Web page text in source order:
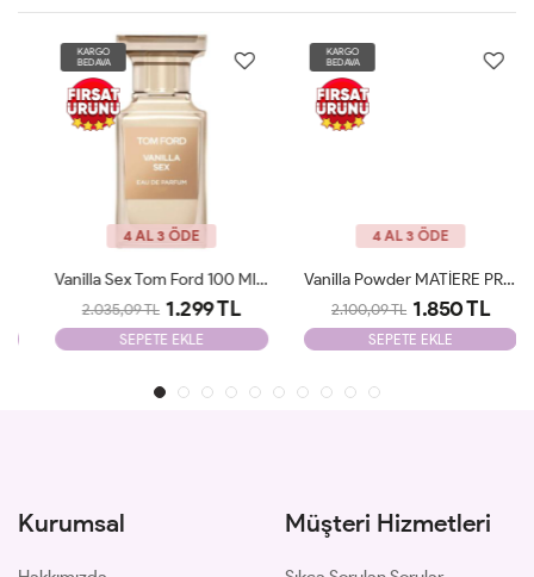
KARGO
BEDAVA
4 AL 3 ÖDE
Vanilla Sex Tom Ford 100 Ml Tester
2.035,09 TL 1.299 TL
SEPETE EKLE
KARGO
BEDAVA
4 AL 3 ÖDE
Vanilla Powder MATİERE PREMİERE 100ml Unisex Tester
2.100,09 TL 1.850 TL
SEPETE EKLE
Kurumsal Müşteri Hizmetleri